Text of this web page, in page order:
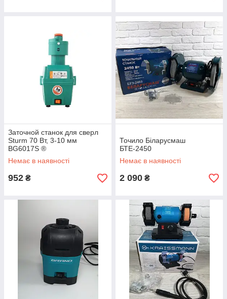
Заточной станок для сверл
Sturm 70 Вт, 3-10 мм
BG6017S ®
Немає в наявності
952 ₴
Точило Біларусмаш
БТЕ-2450
Немає в наявності
2 090 ₴